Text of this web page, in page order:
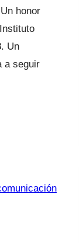
honor
Un
a seguir